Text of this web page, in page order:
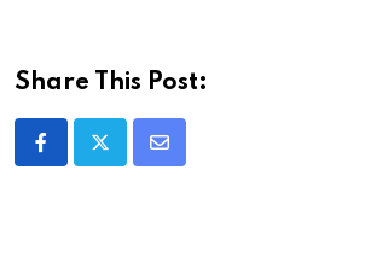
Share This Post:
Share